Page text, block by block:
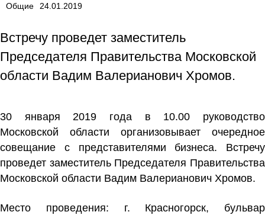
Общие 24.01.2019
Встречу проведет заместитель
Председателя Правительства Московской
области Вадим Валерианович Хромов.
30 января 2019 года в 10.00 руководство
Московской области организовывает очередное
совещание с представителями бизнеса. Встречу
проведет заместитель Председателя Правительства
Московской области Вадим Валерианович Хромов.
Место проведения: г. Красногорск, бульвар